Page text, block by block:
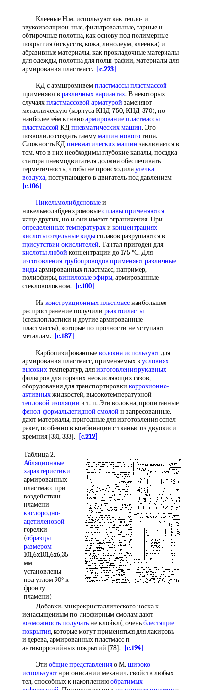
Клееные Н.м. используют как тепло- и
звукоизолщиои-ные, фильтровальные, тарные и
обтирочные полотна, как основу под полимерные
покрьггия (искусств, кожа, линолеум, клеенка) и
абразивные материалы, как прокладочные материалы
для одежды, полотна для полш-рафии, материалы для
армирования пластмасс.
[c.223]
КД с армшромнвемпластмассы пластмассой
применяют в различных вариантах. В некоторых
случаяхпластмассовой арматурой заменяют
металлическую (корпуса КНД-750, КНД-370), но
наиболее э4м кгнвноармирование пластмассы
пластмассой КД пневматических машин. Эго
позволило создать гаммумашин новоготипа.
Сложность КД пневматических машин заключается в
том. что в них необходимы глубокие каналы, посадка
статора пневмодвигателя должна обеспечивать
герметичность, чтобы не происходилаутечка
воздуха, поступающего в двигатель под давлением
[c.106]
Никельмолибденовыеи
никельмолибденхромовыесплавы применяются
чаще других, но и они имеют ограничения. При
определенных температурахи концентрациях
кислотыотдельные видысплавов разрушаются в
присутствии окислителей. Тантал пригоден для
кислоты любой концентрации до 175 °С. Для
изготовления трубопроводов применяютразличные
видыармированных пластмасс, например,
полиэфиры,виниловые эфиры, армированные
стекловолокном.
[c.100]
Из конструкционных пластмасснаибольшее
распространение получили реактоиласты
(стеклопластики и другие армированные
пластмассы), которые по прочности не уступают
металлам.
[c.187]
Карбопизи]юванпыеволокна используютдля
армирования пластмасс, применяемых в условиях
высокихтемператур, дляизготовления рукавных
фильтров для горячих неокисляющих газов,
оборудования для транспортировки коррозионно-
активныхжидкостей, высокотемпературной
тепловой изоляции и т. п. Эти волокна, пропитанные
фенол-формальдегидной смолой н запресованные,
дают материалы, пригодные для изготовления сопел
ракет, особенно в комбинации с тканью пз двуокиси
кремния [331, 333].
[c.212]
Таблица 2.
Абляционные
характеристики
армированных
пластмасс при
воздействии
нламени
кислородно-
ацетиленовой
горелки
(образцы
размером
101,6x101,6x6,35
мм
установлены
под углом 90° к
фронту
пламени)
Добавки. микрокристаллического носка к
иенасыщеииым по-лиэфирным смолам дают
возможность получатьне клойкл(, оченьблестящие
покрытия, которые могут применяться для лакировь-
и дерева, армированных пластмасс п
антикоррозийных покрытий [78].
[c.194]
Эти общие представленияо М. широко
используютнри онисании механич. свойств любых
тел, способных к накоплениюобратимых